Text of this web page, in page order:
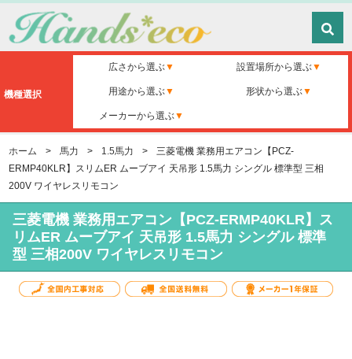
機種選択
広さから選ぶ 設置場所から選ぶ
用途から選ぶ 形状から選ぶ
メーカーから選ぶ
ホーム > 馬力 > 1.5馬力 >
三菱電機 業務用エアコン【PCZ-
ERMP40KLR】スリムER ムーブアイ 天吊形 1.5馬力 シングル 標準型 三相
200V ワイヤレスリモコン
三菱電機 業務用エアコン【PCZ-ERMP40KLR】ス
リムER ムーブアイ 天吊形 1.5馬力 シングル 標準
型 三相200V ワイヤレスリモコン